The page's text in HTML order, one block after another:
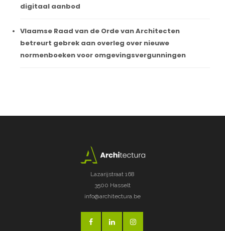
digitaal aanbod
Vlaamse Raad van de Orde van Architecten
betreurt gebrek aan overleg over nieuwe
normenboeken voor omgevingsvergunningen
Lazarijstraat 168
3500 Hasselt
info@architectura.be